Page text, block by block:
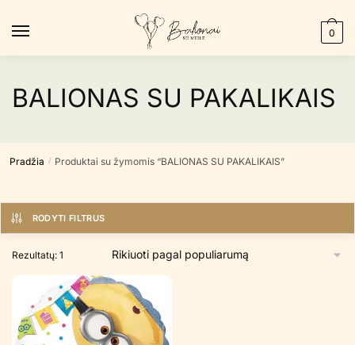
0
BALIONAS SU PAKALIKAIS
Pradžia / Produktai su žymomis “BALIONAS SU PAKALIKAIS”
RODYTI FILTRUS
Rezultatų: 1